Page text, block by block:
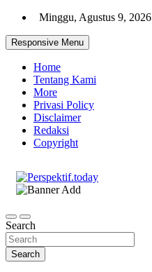
Skip
content
Minggu, Agustus 9, 2026
Responsive Menu
Home
Tentang Kami
More
Privasi Policy
Disclaimer
Redaksi
Copyright
Search
Search